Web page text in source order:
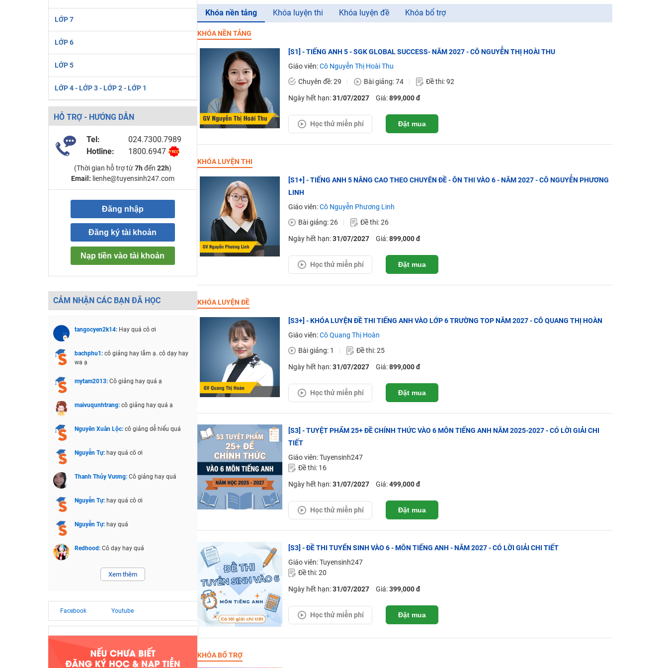
LỚP 7
LỚP 6
LỚP 5
LỚP 4 - LỚP 3 - LỚP 2 - LỚP 1
HỖ TRỢ - HƯỚNG DẪN
Tel:
024.7300.7989
Hotline:
1800.6947
(Thời gian hỗ trợ từ7h đến 22h)
Email: lienhe@tuyensinh247.com
Đăng nhập
Đăng ký tài khoản
Nạp tiền vào tài khoản
CẢM NHẬN CÁC BẠN ĐÃ HỌC
tangocyen2k14: Hay quá cô ơi
bachphu1: cô giảng hay lắm ạ. cô dạy hay
wa ạ
mytam2013: Cô giảng hay quá ạ
maivuqunhtrang: cô giảng hay quá ạ
Nguyên Xuân Lộc: cô giảng dễ hiểu quá
Nguyễn Tự: hay quá cô ơi
Thanh Thủy Vương: Cô giảng hay quá
Nguyễn Tự: hay quá cô ơi
Nguyễn Tự: hay quá
Redhood: Cô dạy hay quá
Xem thêm
Facebook Youtube
Khóa nền tảng Khóa luyện thi Khóa luyện đề Khóa bổ trợ
KHÓA NỀN TẢNG
[S1] - TIẾNG ANH 5 - SGK GLOBAL SUCCESS- NĂM 2027 - CÔ NGUYỄN THỊ HOÀI THU
Giáo viên:Cô Nguyễn Thị Hoài Thu
Chuyên đề: 29
Bài giảng: 74 Đề thi: 92
Ngày hết hạn:31/07/2027 Giá:899,000 đ
Học thử miễn phí Đặt mua
KHÓA LUYỆN THI
[S1+] - TIẾNG ANH 5 NÂNG CAO THEO CHUYÊN ĐỀ - ÔN THI VÀO 6 - NĂM 2027 - CÔ NGUYỄN PHƯƠNG
LINH
Giáo viên:Cô Nguyễn Phương Linh
Bài giảng: 26
Đề thi: 26
Ngày hết hạn:31/07/2027 Giá:899,000 đ
Học thử miễn phí Đặt mua
KHÓA LUYỆN ĐỀ
[S3+] - KHÓA LUYỆN ĐỀ THI TIẾNG ANH VÀO LỚP 6 TRƯỜNG TOP NĂM 2027 - CÔ QUANG THỊ HOÀN
Giáo viên:Cô Quang Thị Hoàn
Bài giảng: 1
Đề thi: 25
Ngày hết hạn:31/07/2027 Giá:899,000 đ
Học thử miễn phí Đặt mua
[S3] - TUYỆT PHẨM 25+ ĐỀ CHÍNH THỨC VÀO 6 MÔN TIẾNG ANH NĂM 2025-2027 - CÓ LỜI GIẢI CHI
TIẾT
Giáo viên: Tuyensinh247
Đề thi: 16
Ngày hết hạn:31/07/2027 Giá:499,000 đ
Học thử miễn phí Đặt mua
[S3] - ĐỀ THI TUYỂN SINH VÀO 6 - MÔN TIẾNG ANH - NĂM 2027 - CÓ LỜI GIẢI CHI TIẾT
Giáo viên: Tuyensinh247
Đề thi: 20
Ngày hết hạn:31/07/2027 Giá:399,000 đ
Học thử miễn phí Đặt mua
KHÓA BỔ TRỢ